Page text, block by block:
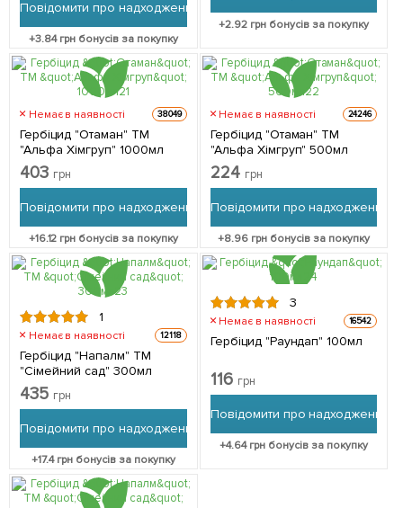
Повідомити про надходження
+3.84грн бонусів за покупку
+2.92 грн бонусів за покупку
Немає в наявності 38049
Гербіцид "Отаман" ТМ
"Альфа Хімгруп" 1000мл
403 грн
Повідомити про надходження
+16.12 грн бонусів за покупку
Немає в наявності 24246
Гербіцид "Отаман" ТМ
"Альфа Хімгруп" 500мл
224 грн
Повідомити про надходження
+8.96 грн бонусів за покупку
1
Немає в наявності 12118
Гербіцид "Напалм" ТМ
"Сімейний сад" 300мл
435 грн
Повідомити про надходження
+17.4грн бонусів за покупку
3
Немає в наявності 16542
Гербіцид "Раундап" 100мл
116 грн
Повідомити про надходження
+4.64грн бонусів за покупку